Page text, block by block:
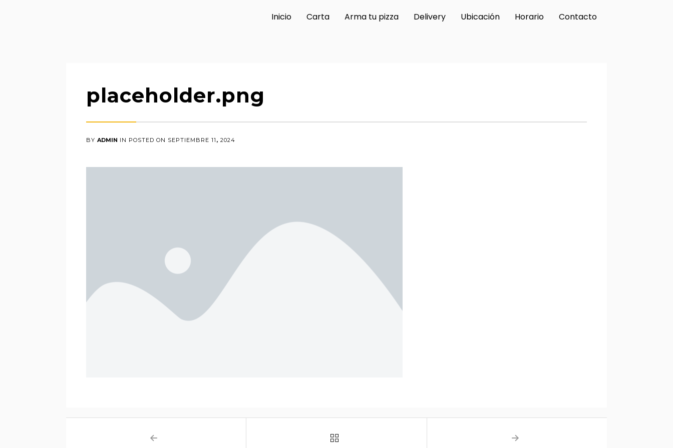
Inicio Carta Arma tu pizza Delivery Ubicación Horario Contacto
placeholder.png
BY ADMIN IN POSTED ON SEPTIEMBRE 11 , 2024